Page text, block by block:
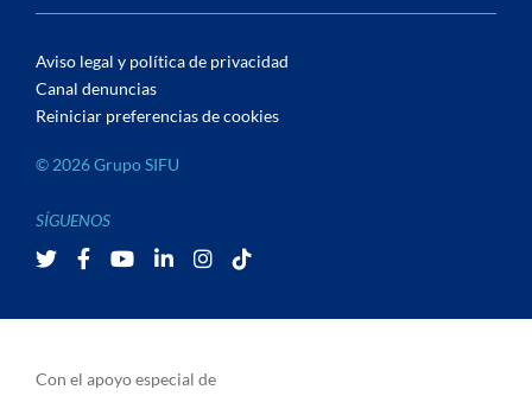
Aviso legal y política de privacidad
Canal denuncias
Reiniciar preferencias de cookies
© 2026 Grupo SIFU
SÍGUENOS
FacebookYoutubeLinkedinInstagram
Con el apoyo especial de